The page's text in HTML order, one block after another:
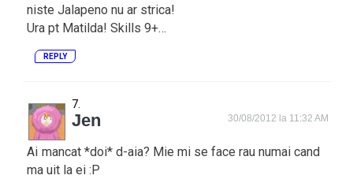
niste Jalapeno nu ar strica!
Ura pt Matilda! Skills 9+…
REPLY
Jen 30/08/2012 la 11:32 AM
Ai mancat *doi* d-aia? Mie mi se face rau numai cand
ma uit la ei :P